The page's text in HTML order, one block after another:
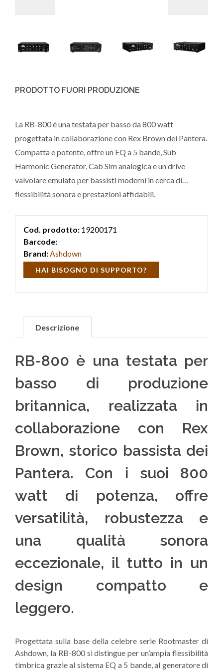
PRODOTTO FUORI PRODUZIONE
La RB-800 è una testata per basso da 800 watt
progettata in collaborazione con Rex Brown dei Pantera.
Compatta e potente, offre un EQ a 5 bande, Sub
Harmonic Generator, Cab Sim analogica e un drive
valvolare emulato per bassisti moderni in cerca di
flessibilità sonora e prestazioni affidabili.
Cod. prodotto: 19200171
Barcode:
Brand:Ashdown
HAI BISOGNO DI SUPPORTO?
Descrizione
RB-800 è una testata per
basso di produzione
britannica, realizzata in
collaborazione con Rex
Brown, storico bassista dei
Pantera. Con i suoi 800
watt di potenza, offre
versatilità, robustezza e
una qualità sonora
eccezionale, il tutto in un
design compatto e
leggero.
Progettata sulla base della celebre serie Rootmaster di
Ashdown, la RB-800 si distingue per un’ampia flessibilità
timbrica grazie al sistema EQ a 5 bande, al generatore di